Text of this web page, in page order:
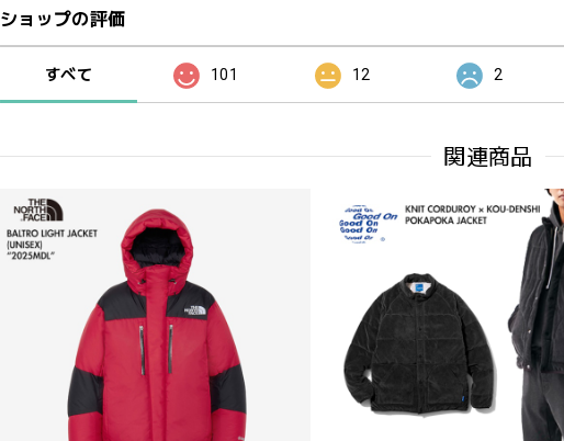
ショップの評価
すべて 101 12 2
関連商品